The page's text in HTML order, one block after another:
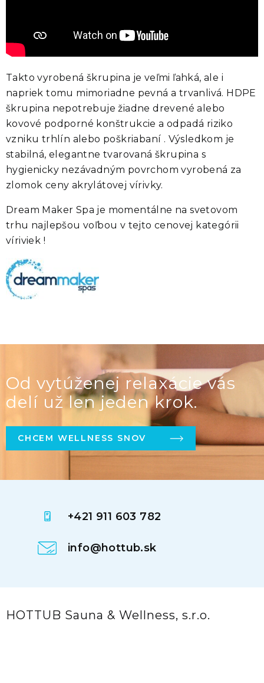
Takto vyrobená škrupina je veľmi ľahká, ale i
napriek tomu mimoriadne pevná a trvanlivá. HDPE
škrupina nepotrebuje žiadne drevené alebo
kovové podporné konštrukcie a odpadá riziko
vzniku trhlín alebo poškriabaní . Výsledkom je
stabilná, elegantne tvarovaná škrupina s
hygienicky nezávadným povrchom vyrobená za
zlomok ceny akrylátovej vírivky.
Dream Maker Spa je momentálne na svetovom
trhu najlepšou voľbou v tejto cenovej kategórii
víriviek !
Od vytúženej relaxácie vás
delí už len jeden krok.
CHCEM WELLNESS SNOV
+421 911 603 782
info@hottub.sk
HOTTUB Sauna & Wellness, s.r.o.